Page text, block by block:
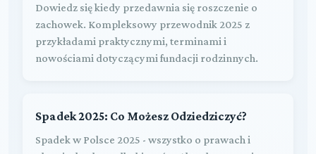
Dowiedz się kiedy przedawnia się roszczenie o
zachowek. Kompleksowy przewodnik 2025 z
przykładami praktycznymi, terminami i
nowościami dotyczącymi fundacji rodzinnych.
Spadek 2025: Co Możesz Odziedziczyć?
Spadek w Polsce 2025 - wszystko o prawach i